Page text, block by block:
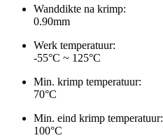
Wanddikte na krimp:
0.90mm
Werk temperatuur:
-55°C ~ 125°C
Min. krimp temperatuur:
70°C
Min. eind krimp temperatuur:
100°C